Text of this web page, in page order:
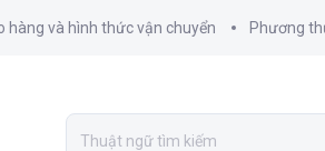
hàng và hình thức vận chuyển Phương